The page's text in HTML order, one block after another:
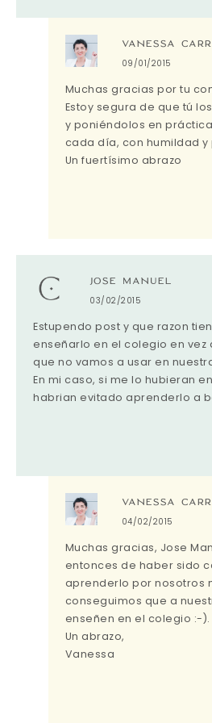
VANESSA
09/01/2015
Muchas gracias por tu
Estoy segura de que tú
y poniéndolos en
cada día, con humildad
Un fuertísimo abrazo
JOSE MANUEL
03/02/2015
Estupendo post y que razon
enseñarlo en el colegio en vez
que no vamos a usar en
En mi caso, si me lo hubieran
habrian evitado aprenderlo a
VANESSA
04/02/2015
Muchas gracias, Jose
entonces de haber sido
aprenderlo por nosotros
conseguimos que a
enseñen en el colegio :-).
Un abrazo,
Vanessa